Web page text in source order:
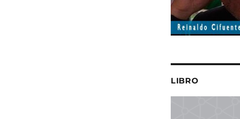
LIBRO